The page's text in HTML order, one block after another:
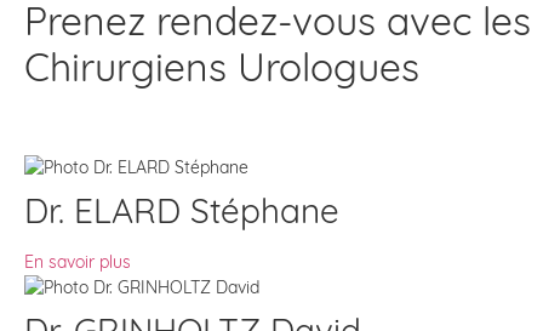
Prenez rendez-vous avec les
Chirurgiens Urologues
Dr. ELARD Stéphane
En savoir plus